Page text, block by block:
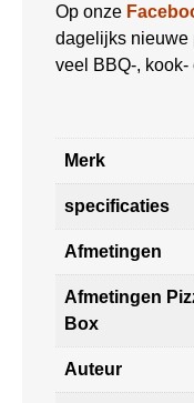
Op onze
dagelijks nieuwe
veel BBQ-,
Merk
specificaties
Afmetingen
Afmetingen
Box
Auteur